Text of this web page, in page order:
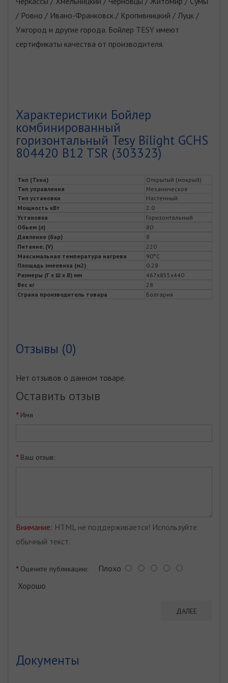
/ Ровно / Ивано-Франковск / Кропивницкий / Луцк /
Ужгород и другие города. Бойлер TESY имеют
сертификаты качества от производителя.
Характеристики Бойлер
комбинированный
горизонтальный Tesy Bilight GCHS
804420 B12 TSR (303323)
Тип (Тэна)
Открытый (мокрый)
Тип управления
Механическое
Тип установки
Настенный
Мощность кВт
2.0
Установка
Горизонтальный
Обьем (л)
80
Давление (бар)
8
Питание, (V)
220
Максимальная температура нагрева
90°C
Площадь змеевика (м2)
0.28
Размеры (Г x Ш x В) мм
467x855x440
Вес кг
28
Страна производитель товара
Болгария
Отзывы (0)
Нет отзывов о данном товаре.
Оставить отзыв
Имя
Ваш отзыв:
Внимание: HTML не поддерживается! Используйте
обычный текст.
Оцените публикацию: Плохо
Хорошо
ДАЛЕЕ
Документы